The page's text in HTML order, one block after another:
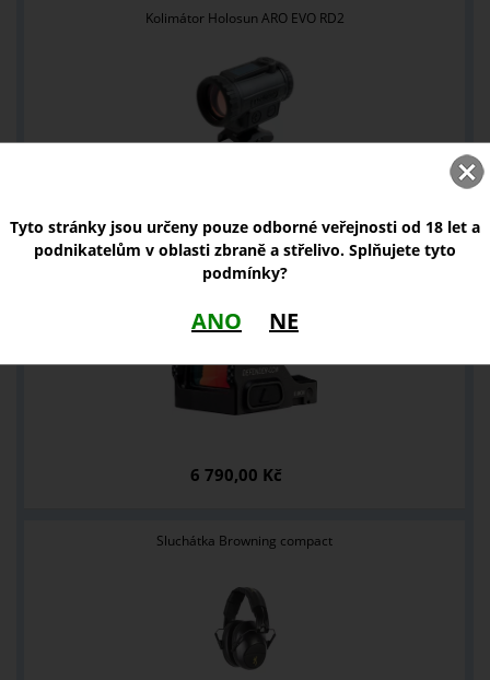
Kolimátor Holosun ARO EVO RD2
Kolimátor Vortex Defender CCW 6 MOA
6 790,00 Kč
Sluchátka Browning compact
Tyto stránky jsou určeny pouze odborné veřejnosti od 18 let a
podnikatelům v oblasti zbraně a střelivo. Splňujete tyto
podmínky?
ANO NE